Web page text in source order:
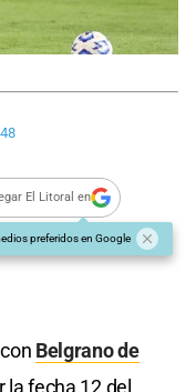
El Litoral en
preferidos en Google
Belgrano de
la fecha 12 del